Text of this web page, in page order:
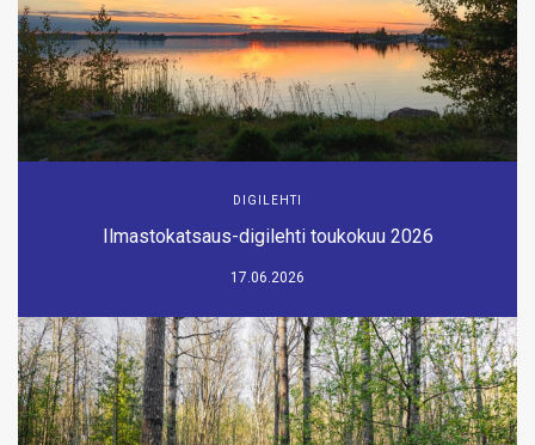
DIGILEHTI
Ilmastokatsaus-digilehti toukokuu 2026
17.06.2026